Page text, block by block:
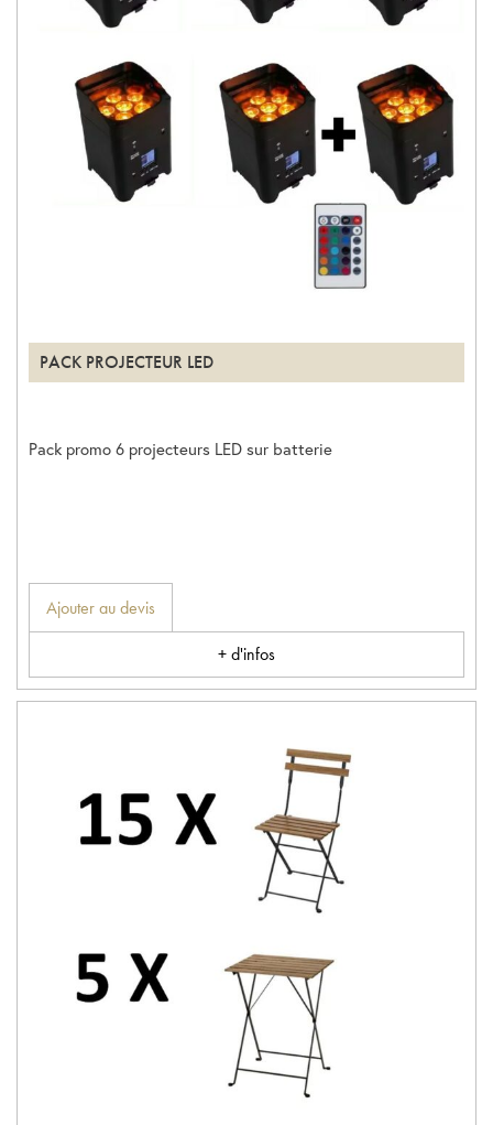
PACK PROJECTEUR LED
Pack promo 6 projecteurs LED sur batterie
Ajouter au devis
+ d'infos